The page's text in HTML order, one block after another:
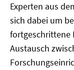
Experten aus
sich dabei um
fortgeschrittene
Austausch